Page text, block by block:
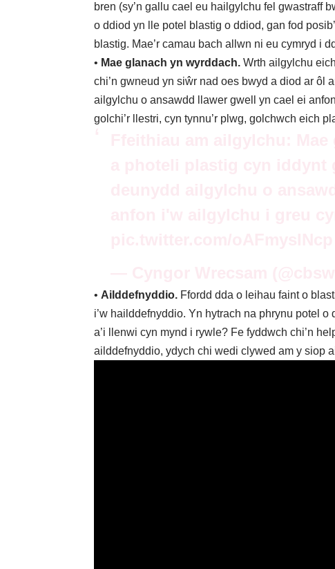
bren (sy’n gallu cael eu hailgylchu fel gwastraff
o ddiod yn lle potel blastig o ddiod, gan fod
blastig. Mae’r camau bach allwn ni eu cymryd i
• Mae glanach yn wyrddach. Wrth ailgylchu
chi’n gwneud yn siŵr nad oes bwyd a diod ar ôl
ailgylchu o ansawdd llawer gwell yn cael ei
golchi’r llestri, cyn tynnu’r plwg, golchwch eich
• Ailddefnyddio. Ffordd dda o leihau faint o
i’w hailddefnyddio. Yn hytrach na phrynu potel
a’i llenwi cyn mynd i rywle? Fe fyddwch chi’n
ailddefnyddio, ydych chi wedi clywed am y siop